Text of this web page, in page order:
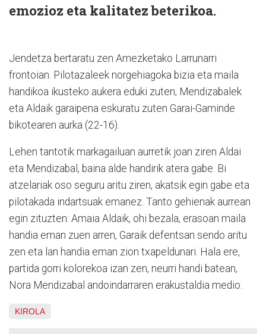
emozioz eta kalitatez beterikoa.
Jendetza bertaratu zen Amezketako Larrunarri
frontoian. Pilotazaleek norgehiagoka bizia eta maila
handikoa ikusteko aukera eduki zuten; Mendizabalek
eta Aldaik garaipena eskuratu zuten Garai-Gaminde
bikotearen aurka (22-16).
Lehen tantotik markagailuan aurretik joan ziren Aldai
eta Mendizabal, baina alde handirik atera gabe. Bi
atzelariak oso seguru aritu ziren, akatsik egin gabe eta
pilotakada indartsuak emanez. Tanto gehienak aurrean
egin zituzten: Amaia Aldaik, ohi bezala, erasoan maila
handia eman zuen arren, Garaik defentsan sendo aritu
zen eta lan handia eman zion txapeldunari. Hala ere,
partida gorri kolorekoa izan zen, neurri handi batean,
Nora Mendizabal andoindarraren erakustaldia medio.
KIROLA